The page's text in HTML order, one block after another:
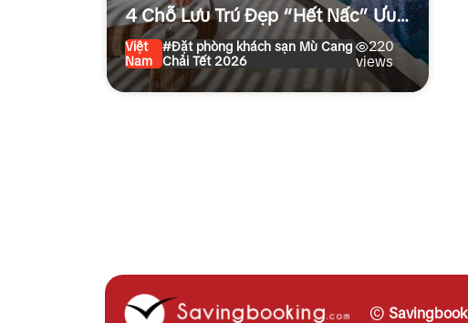
4 Chỗ Lưu Trú Đẹp “Hết Nấc” Ưu
Đãi 20%
Việt
Nam
#Đặt phòng khách sạn Mù Cang
Chải Tết 2026
220
views
©